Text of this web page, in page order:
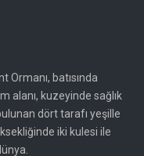
Ormanı, batısında
alanı, kuzeyinde sağlık
dört tarafı yeşille
iki kulesi ile